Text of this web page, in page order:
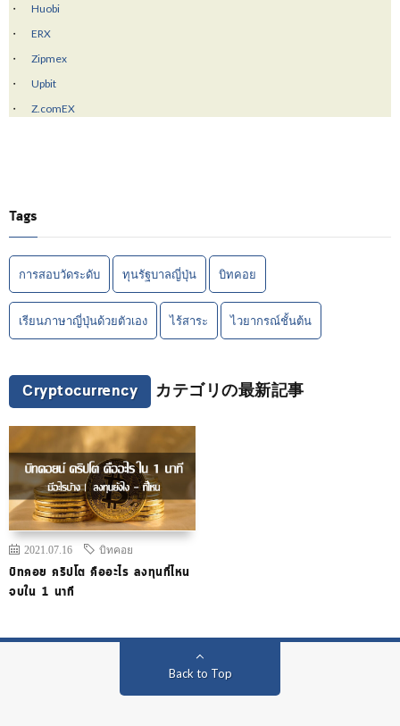
Huobi
ERX
Zipmex
Upbit
Z.comEX
Tags
การสอบวัดระดับ ทุนรัฐบาลญี่ปุ่น บิทคอย
เรียนภาษาญี่ปุ่นด้วยตัวเอง ไร้สาระ ไวยากรณ์ชั้นต้น
Cryptocurrency カテゴリの最新記事
2021.07.16 บิทคอย
บิทคอย คริปโต คืออะไร ลงทุนที่ไหน
จบใน 1 นาที
Back to Top